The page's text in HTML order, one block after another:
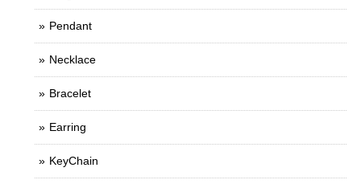
Pendant
Necklace
Bracelet
Earring
KeyChain